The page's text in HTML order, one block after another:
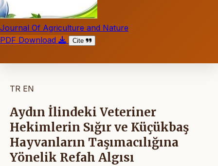
Journal Of Agriculture and Nature
PDF Download
Cite
TR EN
Aydın İlindeki Veteriner
Hekimlerin Sığır ve Küçükbaş
Hayvanların Taşımacılığına
Yönelik Refah Algısı